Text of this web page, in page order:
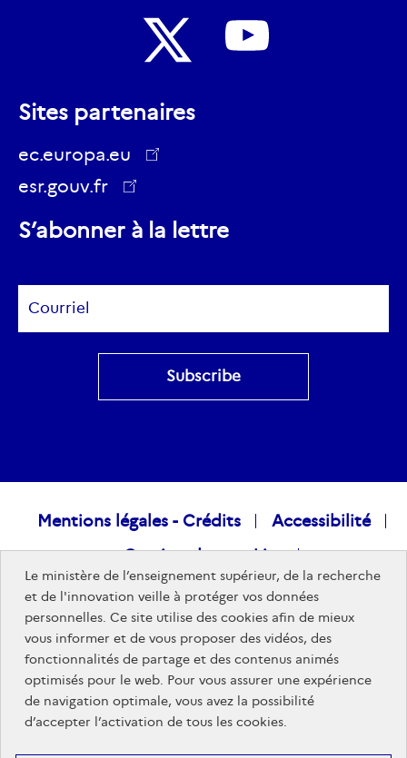
suivre
sur
Sites partenaires
ec.europa.eu
esr.gouv.fr
ec.europa.eu
S’abonner à la lettre
Raccourcis
visiteurs
Mentions légales - Crédits
Accessibilité
Gestion des cookies
Données personnelles
Nous rejoindre
Plan du site
Sites publics
Le ministère de l’enseignement supérieur, de la recherche
et de l'innovation veille à protéger vos données
personnelles. Ce site utilise des cookies afin de mieux
vous informer et de vous proposer des vidéos, des
fonctionnalités de partage et des contenus animés
optimisés pour le web. Pour vous assurer une expérience
de navigation optimale, vous avez la possibilité
d’accepter l’activation de tous les cookies.